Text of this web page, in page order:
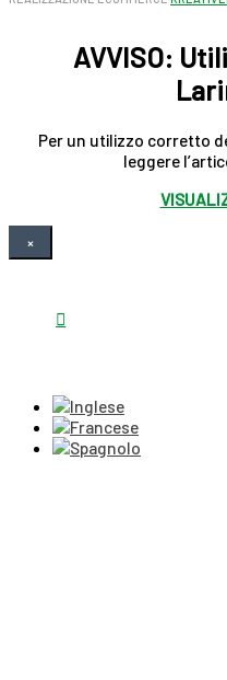
AVVISO:
Per un utilizzo corretto
leggere
×